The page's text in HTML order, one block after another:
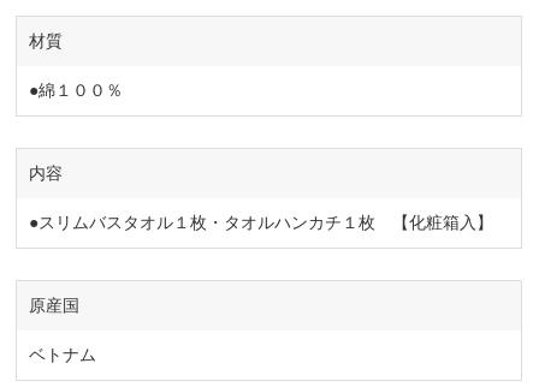
材質
●綿１００％
内容
●スリムバスタオル１枚・タオルハンカチ１枚 【化粧箱入】
原産国
ベトナム